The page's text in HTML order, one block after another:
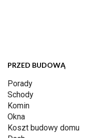
PRZED BUDOWĄ
Porady
Schody
Komin
Okna
Koszt budowy domu